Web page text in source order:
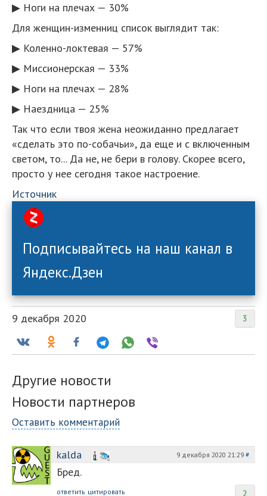
▶ Ноги на плечах — 30%
Для женщин-изменниц список выглядит так:
▶ Коленно-локтевая — 57%
▶ Миссионерская — 33%
▶ Ноги на плечах — 28%
▶ Наездница — 25%
Так что если твоя жена неожиданно предлагает
«сделать это по-собачьи», да еще и с включенным
светом, то... Да не, не бери в голову. Скорее всего,
просто у нее сегодня такое настроение.
Источник
Подписывайтесь на наш канал в
Яндекс.Дзен
3
9 декабря 2020
Другие новости
Новости партнеров
Оставить комментарий
kalda 9 декабря 2020 21:29 #
Бред.
2
ответить цитировать